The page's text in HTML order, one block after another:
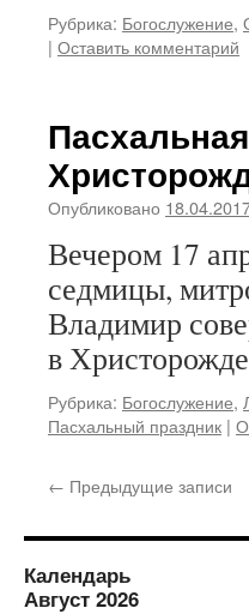
Рубрика: Богослужение,
| Оставить комментарий
Опубликовано
Вечером 17
седмицы,
Владимир
в
Рубрика: Богослужение,
Пасхальный праздник |
← Предыдущие записи
Календарь
Август 2026